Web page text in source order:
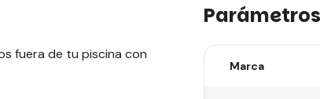
fuera de tu piscina con
Parámetros
Marca